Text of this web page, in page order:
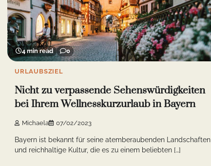
4 min read 0
URLAUBSZIEL
Nicht zu verpassende Sehenswürdigkeiten
bei Ihrem Wellnesskurzurlaub in Bayern
Michaela 07/02/2023
Bayern ist bekannt für seine atemberaubenden Landschaften
und reichhaltige Kultur, die es zu einem beliebten […]